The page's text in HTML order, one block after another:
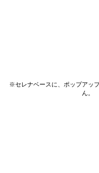
※セレナベースに、ポップアッ
ん。